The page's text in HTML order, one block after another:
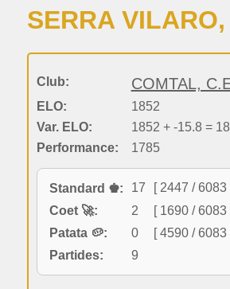
SERRA
Club: COMTAL,
ELO:
1852
Var. ELO:
1852 + -15.8 =
Performance:
1785
Standard ♚: 17
[ 2447 / 6083
Coet 🚀:
2
[ 1690 / 6083
Patata 🥔:
0
[ 4590 / 6083
Partides:
9